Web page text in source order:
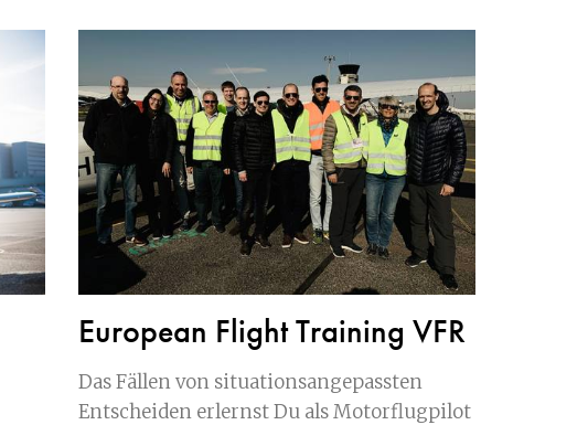
European Flight Training VFR
Das Fällen von situationsangepassten
Entscheiden erlernst Du als Motorflugpilot